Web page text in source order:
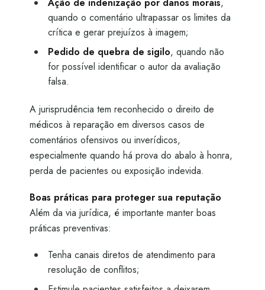
Ação de indenização por danos morais,
quando o comentário ultrapassar os limites da
crítica e gerar prejuízos à imagem;
Pedido de quebra de sigilo, quando não
for possível identificar o autor da avaliação
falsa.
A jurisprudência tem reconhecido o direito de
médicos à reparação em diversos casos de
comentários ofensivos ou inverídicos,
especialmente quando há prova do abalo à honra,
perda de pacientes ou exposição indevida.
Boas práticas para proteger sua reputação
Além da via jurídica, é importante manter boas
práticas preventivas:
Tenha canais diretos de atendimento para
resolução de conflitos;